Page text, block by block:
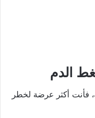
الدم
فأنت أكثر عرضة لخطر